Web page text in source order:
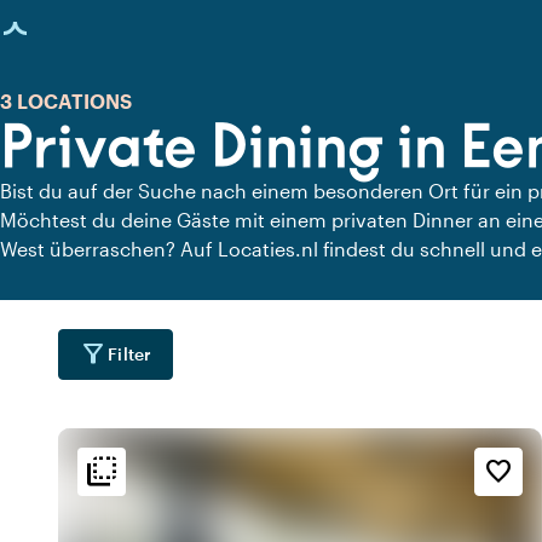
geladen
Private Dining in
3 LOCATIONS
Bist du auf der Suche nach einem besonderen Ort für ein
Möchtest du deine Gäste mit einem privaten Dinner an
West überraschen? Auf Locaties.nl findest du schnell und
für ein köstliches privates Dinner an.
filter_alt Filter
flip_to_back favorite_border
flip_to_back Ambiente und Ästhetik
spa
Erreichbarkeit und Lage
location_city
Im Park